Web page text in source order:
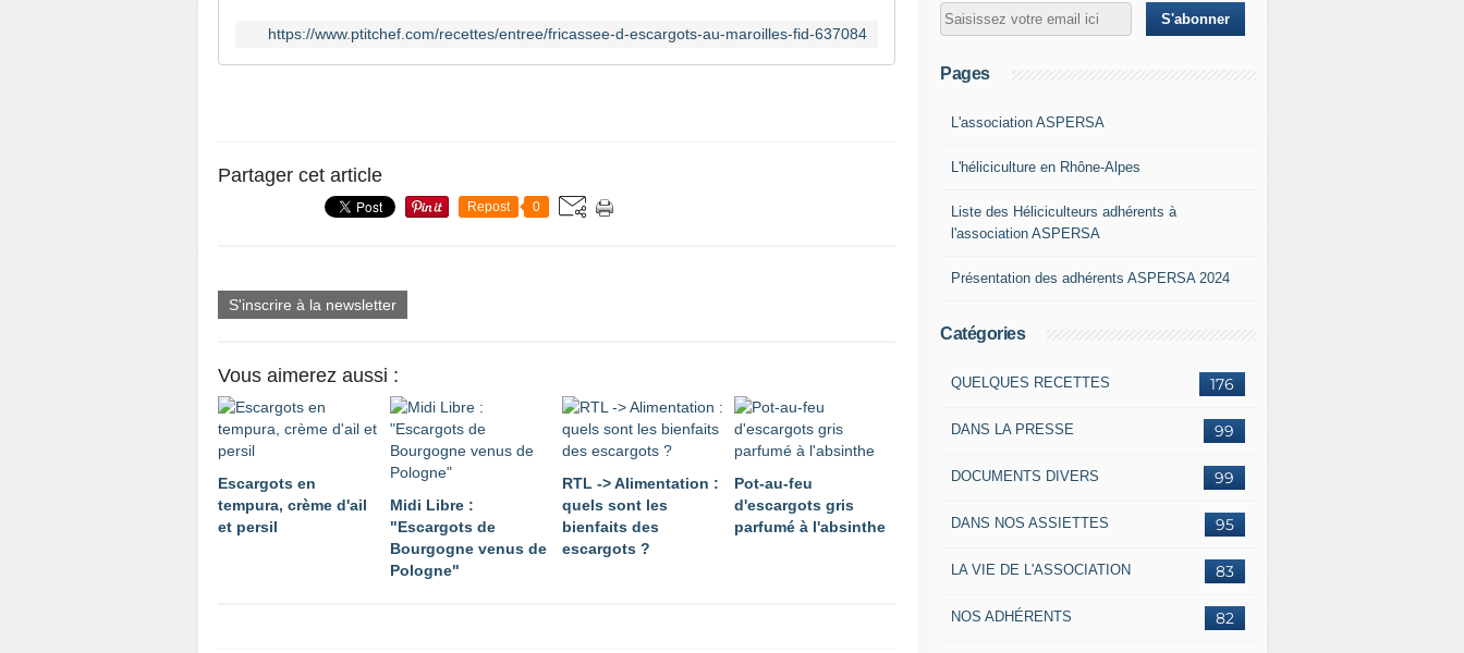
https://www.ptitchef.com/recettes/entree/fricassee-d-escargots-au-maroilles-fid-637084
Partager cet article
Repost 0
S'inscrire à la newsletter
Vous aimerez aussi :
Escargots en
tempura, crème d'ail
et persil
Midi Libre :
"Escargots de
Bourgogne venus de
Pologne"
RTL -> Alimentation :
quels sont les
bienfaits des
escargots ?
Pot-au-feu
d'escargots gris
parfumé à l'absinthe
Pages
L'association ASPERSA
L'héliciculture en Rhône-Alpes
Liste des Héliciculteurs adhérents à
l'association ASPERSA
Présentation des adhérents ASPERSA 2024
Catégories
176
QUELQUES RECETTES
99
DANS LA PRESSE
99
DOCUMENTS DIVERS
95
DANS NOS ASSIETTES
83
LA VIE DE L'ASSOCIATION
82
NOS ADHÉRENTS